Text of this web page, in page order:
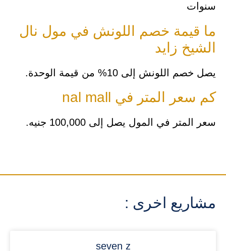
سنوات
ما قيمة خصم اللونش في مول نال
الشيخ زايد
يصل خصم اللونش إلى 10% من قيمة الوحدة.
كم سعر المتر في nal mall
سعر المتر في المول يصل إلى 100,000 جنيه.
مشاريع اخرى :
seven z